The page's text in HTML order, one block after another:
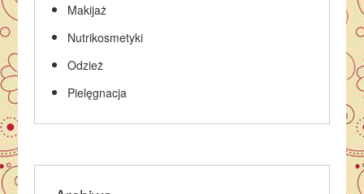
Makijaż
Nutrikosmetyki
Odzież
Pielęgnacja